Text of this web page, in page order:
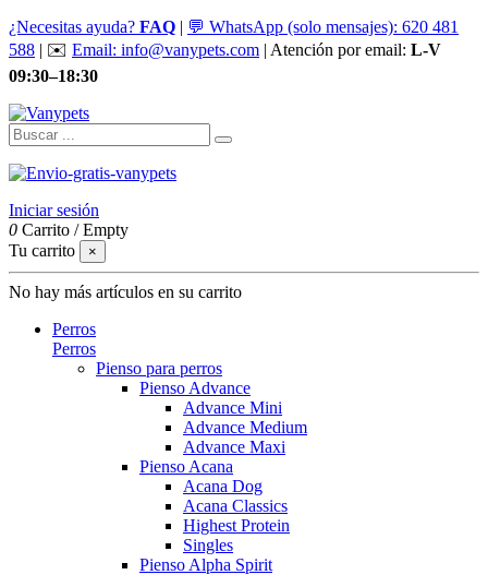
¿Necesitas ayuda? FAQ | 💬 WhatsApp (solo mensajes): 620 481
588 | ✉️ Email: info@vanypets.com | Atención por email: L-V
09:30–18:30
Iniciar sesión
0 Carrito /Empty
Tu carrito
×
No hay más artículos en su carrito
Perros
Perros
Pienso para perros
Pienso Advance
Advance Mini
Advance Medium
Advance Maxi
Pienso Acana
Acana Dog
Acana Classics
Highest Protein
Singles
Pienso Alpha Spirit